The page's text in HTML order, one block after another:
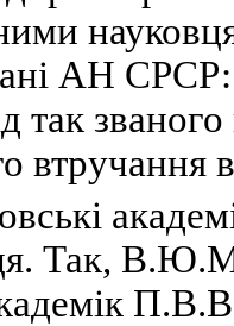
АН
так
втручання
Так,